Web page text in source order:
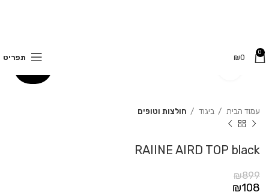
0
₪0 תפריט
עמוד הבית ביגוד חולצות וטופים
RAIINE AIRD TOP black
₪899
₪108